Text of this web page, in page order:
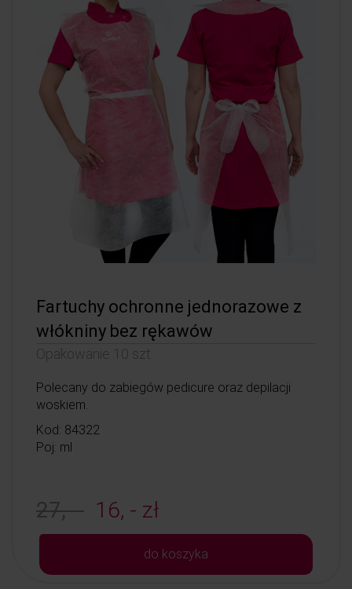
Fartuchy ochronne jednorazowe z
włókniny bez rękawów
Opakowanie 10 szt.
Polecany do zabiegów pedicure oraz depilacji
woskiem.
Kod: 84322
Poj: ml
27, - 16, - zł
do koszyka